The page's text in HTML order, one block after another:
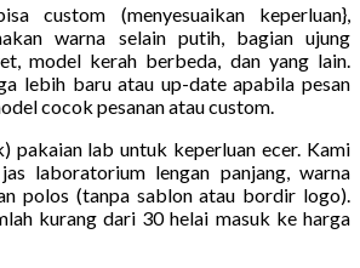
custom (menyesuaikan keperluan},
warna selain putih, bagian ujung
model kerah berbeda, dan yang lain.
lebih baru atau up-date apabila pesan
cocok pesanan atau custom.
pakaian lab untuk keperluan ecer. Kami
laboratorium lengan panjang, warna
polos (tanpa sablon atau bordir logo).
kurang dari 30 helai masuk ke harga